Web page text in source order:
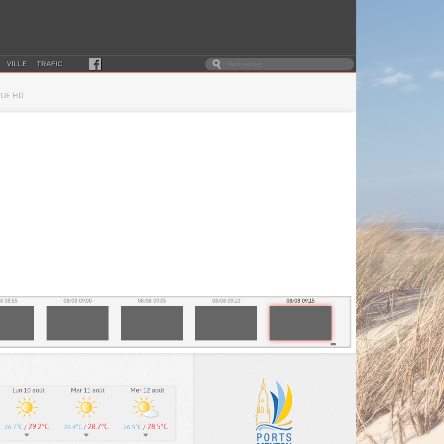
VILLE TRAFIC
HD
08:55 08/08 09:00 08/08 09:05 08/08 09:10 08/08 09:15
Lun 10 août
26.7°C / 29.2°C
Mar 11 août
26.4°C / 28.7°C
Mer 12 août
26.5°C / 28.5°C